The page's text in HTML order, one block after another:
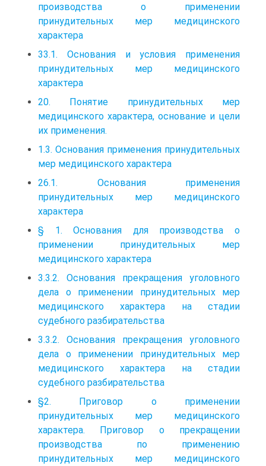
производства о применении
принудительных мер медицинского
характера
33.1. Основания и условия применения
принудительных мер медицинского
характера
20. Понятие принудительных мер
медицинского характера, основание и цели
их применения.
1.3. Основания применения принудительных
мер медицинского характера
26.1. Основания применения
принудительных мер медицинского
характера
§ 1. Основания для производства о
применении принудительных мер
медицинского характера
3.3.2. Основания прекращения уголовного
дела о применении принудительных мер
медицинского характера на стадии
судебного разбирательства
3.3.2. Основания прекращения уголовного
дела о применении принудительных мер
медицинского характера на стадии
судебного разбирательства
§2. Приговор о применении
принудительных мер медицинского
характера. Приговор о прекращении
производства по применению
принудительных мер медицинского